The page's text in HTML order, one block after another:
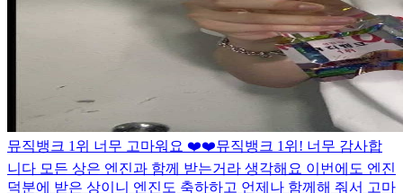
뮤직뱅크 1위 너무 고마워요 ❤️❤️뮤직뱅크 1위! 너무 감사합
니다 모든 상은 엔진과 함께 받는거라 생각해요 이번에도 엔진
덕분에 받은 상이니 엔진도 축하하고 언제나 함께해 줘서 고마